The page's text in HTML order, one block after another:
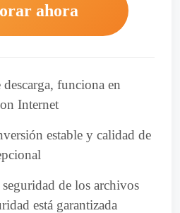
ahora
funciona en
Internet
estable y calidad de
de los archivos
está garantizada